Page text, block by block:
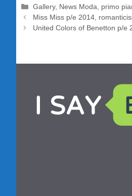
Categorie
Gallery, News Moda, primo
Miss Miss p/e 2014,
United Colors of Benetton p/e